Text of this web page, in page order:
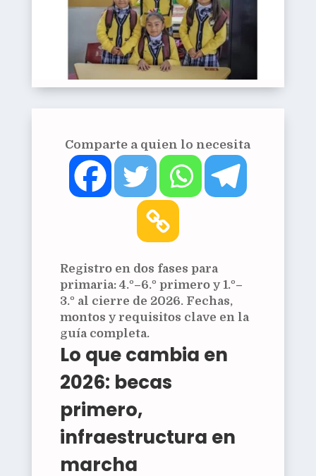
Comparte a quien lo necesita
Registro en dos fases para
primaria: 4.º–6.º primero y 1.º–
3.º al cierre de 2026. Fechas,
montos y requisitos clave en la
guía completa.
Lo que cambia en
2026: becas
primero,
infraestructura en
marcha